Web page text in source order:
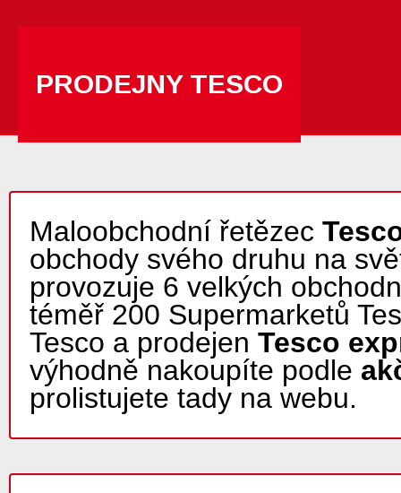
PRODEJNY TESCO
Maloobchodní řetězec
obchody svého druhu na
provozuje 6 velkých
téměř 200 Supermarketů
Tesco a prodejen Tesco
výhodně nakoupíte podle
prolistujete tady na webu.